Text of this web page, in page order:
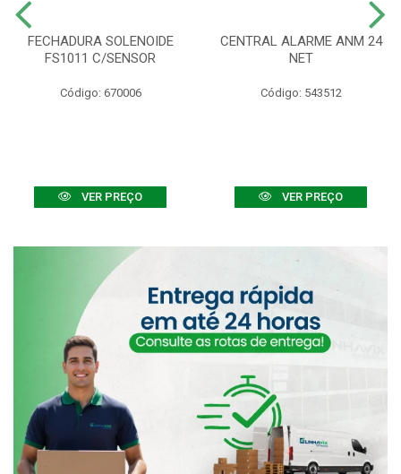
FECHADURA SOLENOIDE
FS1011 C/SENSOR
Código: 670006
VER PREÇO
CENTRAL ALARME ANM 24
NET
Código: 543512
VER PREÇO